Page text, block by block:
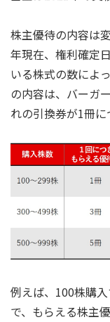
株主優待の内容は
年現在、権利確定
いる株式の数によ
の内容は、バーガ
れの引換券が1冊に
例えば、100株購
で、もらえる株主